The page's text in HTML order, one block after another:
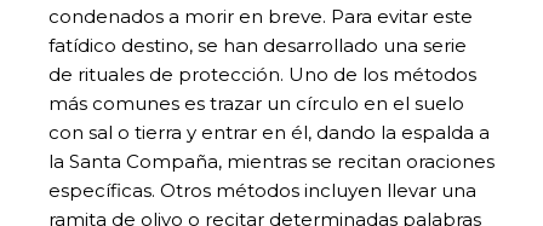
condenados a morir en breve. Para evitar este
fatídico destino, se han desarrollado una serie
de rituales de protección. Uno de los métodos
más comunes es trazar un círculo en el suelo
con sal o tierra y entrar en él, dando la espalda a
la Santa Compaña, mientras se recitan oraciones
específicas. Otros métodos incluyen llevar una
ramita de olivo o recitar determinadas palabras